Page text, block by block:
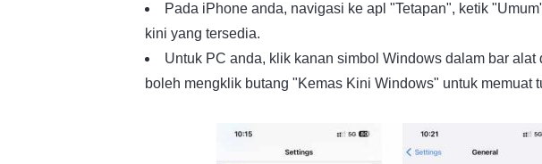
Pada iPhone anda, navigasi ke apl "Tetapan", ketik
kini yang tersedia.
Untuk PC anda, klik kanan simbol Windows dalam bar
boleh mengklik butang "Kemas Kini Windows" untuk memuat